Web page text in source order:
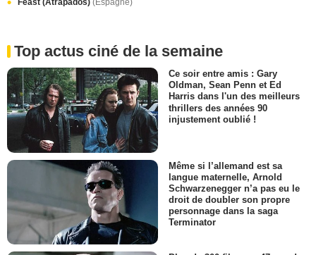
Feast (Atrapados) (Espagne)
Top actus ciné de la semaine
Ce soir entre amis : Gary
Oldman, Sean Penn et Ed
Harris dans l'un des meilleurs
thrillers des années 90
injustement oublié !
Même si l’allemand est sa
langue maternelle, Arnold
Schwarzenegger n’a pas eu le
droit de doubler son propre
personnage dans la saga
Terminator